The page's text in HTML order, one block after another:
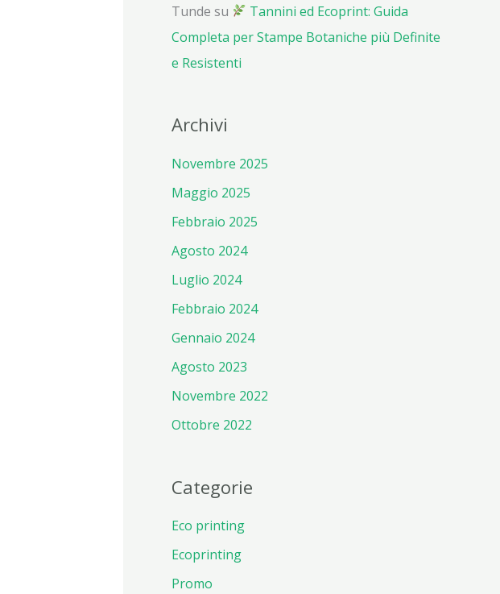
Tunde su
Tannini ed Ecoprint: Guida
Completa per Stampe Botaniche più Definite
e Resistenti
Archivi
Novembre 2025
Maggio 2025
Febbraio 2025
Agosto 2024
Luglio 2024
Febbraio 2024
Gennaio 2024
Agosto 2023
Novembre 2022
Ottobre 2022
Categorie
Eco printing
Ecoprinting
Promo